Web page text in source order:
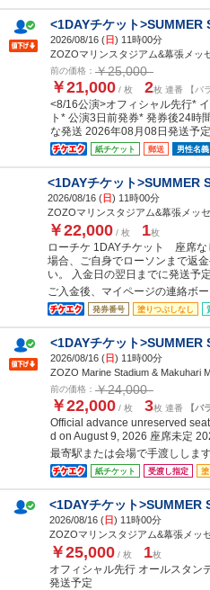
<1DAYチケット>SUMMER
2026/08/16 (日) 11時00分
ZOZOマリンスタジアム&幕張メッ
前の価格： ￥25,000
￥21,000 / 枚 2枚 連番 【バ
<8/16公演>オフィシャル先行*
ト* 公演3日前発券* 発券後24時
な発送 2026年08月08日発送予定
紙チケット 郵送 男性名義
<1DAYチケット>SUMMER
2026/08/16 (日) 11時00分
ZOZOマリンスタジアム&幕張メッ
￥22,000 / 枚 1枚
ローチケ 1DAYチケット 座席
場合、ご自身でローソンまで返
い。 入金日の翌日までに発送予定
ご入金後、マイページの連絡ボ
発券番号 塗りつぶしなし
<1DAYチケット>SUMMER
2026/08/16 (日) 11時00分
ZOZO Marine Stadium & Makuhari
前の価格： ￥24,000
￥22,000 / 枚 3枚 連番 【バ
Official advance unreserved
d on August 9, 2026 座席未定
最寄駅または会場で手渡ししま
紙チケット 受渡し指定
<1DAYチケット>SUMMER
2026/08/16 (日) 11時00分
ZOZOマリンスタジアム&幕張メッ
￥25,000 / 枚 1枚
オフィシャル先行 オールスタン
発送予定